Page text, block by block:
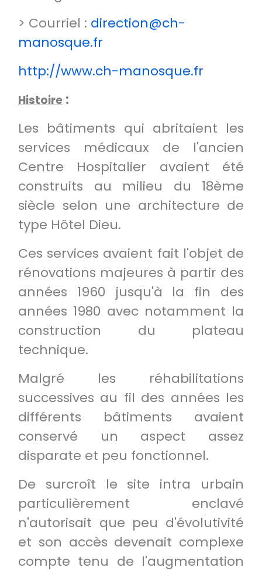
> Courriel : direction@ch-
manosque.fr
http://www.ch-manosque.fr
Histoire :
Les bâtiments qui abritaient les
services médicaux de l'ancien
Centre Hospitalier avaient été
construits au milieu du 18ème
siècle selon une architecture de
type Hôtel Dieu.
Ces services avaient fait l'objet de
rénovations majeures à partir des
années 1960 jusqu'à la fin des
années 1980 avec notamment la
construction du plateau
technique.
Malgré les réhabilitations
successives au fil des années les
différents bâtiments avaient
conservé un aspect assez
disparate et peu fonctionnel.
De surcroît le site intra urbain
particulièrement enclavé
n'autorisait que peu d'évolutivité
et son accès devenait complexe
compte tenu de l'augmentation